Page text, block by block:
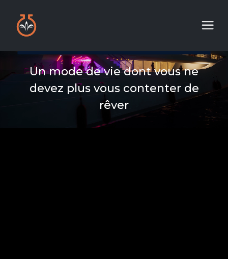
Un mode de vie dont vous ne
devez plus vous contenter de
rêver